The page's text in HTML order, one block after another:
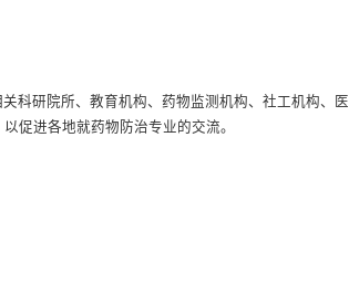
科研院所、教育机构、药物监测机构、社工机构、医
促进各地就药物防治专业的交流。